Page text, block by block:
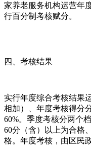
家养老服务机构运营年
行百分制考核赋分。
四、考核结果
实行年度综合考核结果
相加）、年度考核得分
60%。季度考核分两个
60分（含）以上为合格
格。年度考核，由区民